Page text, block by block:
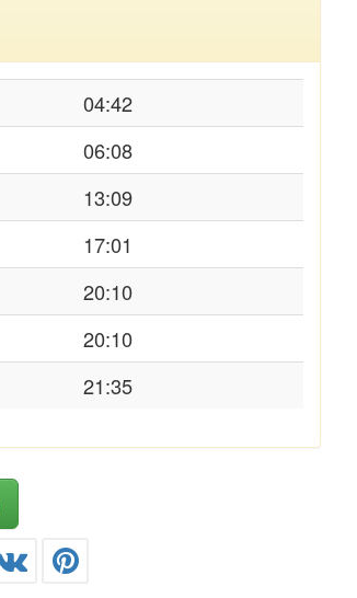
04:42
06:08
13:09
17:01
20:10
20:10
21:35